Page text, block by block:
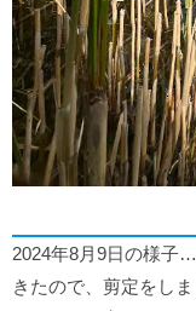
2024年8月9日の様子
きたので、剪定をし